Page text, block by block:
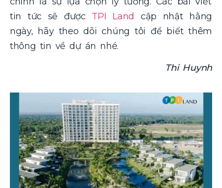
tin tức sẽ được TPI Land
cập nhật hằng
ngày, hãy theo dõi chúng tôi để biết thêm
thông tin về dự án nhé.
Thi Huynh